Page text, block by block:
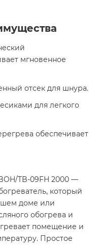
мгновенное
отсек для шнура.
для легкого
обеспечивает
TB-09FH 2000 —
который
доме или
обогрева и
помещение и
Простое